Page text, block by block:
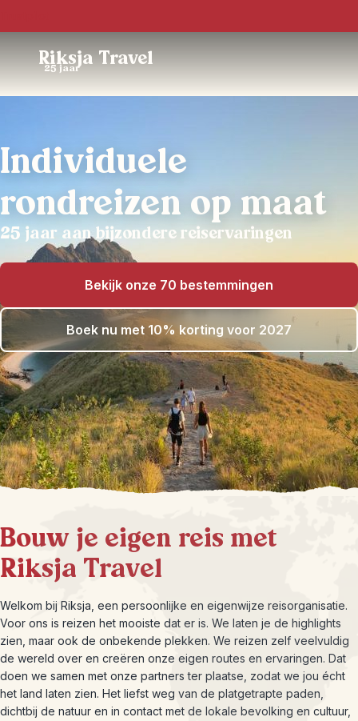
Riksja Travel
25 jaar
Individuele
rondreizen op maat
25 jaar aan bijzondere reiservaringen
Bekijk onze 70 bestemmingen
Boek nu met 10% korting voor 2027
Bouw je eigen reis met
Riksja Travel
Welkom bij Riksja, een persoonlijke en eigenwijze reisorganisatie.
Voor ons is reizen het mooiste dat er is. We laten je de highlights
zien, maar ook de onbekende plekken. We reizen zelf veelvuldig
de wereld over en creëren onze eigen routes en ervaringen. Dat
doen we samen met onze partners ter plaatse, zodat we jou écht
het land laten zien. Het liefst weg van de platgetrapte paden,
dichtbij de natuur en in contact met de lokale bevolking en cultuur,